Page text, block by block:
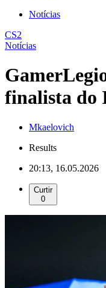
Notícias
CS2
Notícias
finalista do
Mkaelovich
Results
20:13, 16.05.2026
Curtir
0